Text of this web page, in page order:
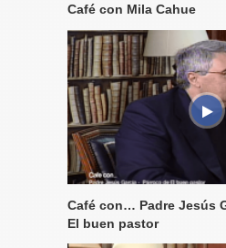
Café con Mila Cahue
Café con… Padre Jesús
El buen pastor